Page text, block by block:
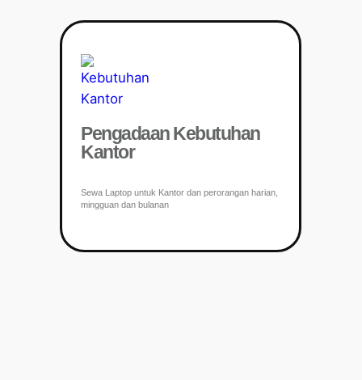
Pengadaan Kebutuhan
Kantor
Sewa Laptop untuk Kantor dan perorangan harian,
mingguan dan bulanan